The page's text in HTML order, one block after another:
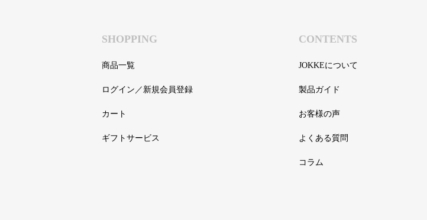
SHOPPING
商品一覧
ログイン／新規会員登録
カート
ギフトサービス
CONTENTS
JOKKEについて
製品ガイド
お客様の声
よくある質問
コラム